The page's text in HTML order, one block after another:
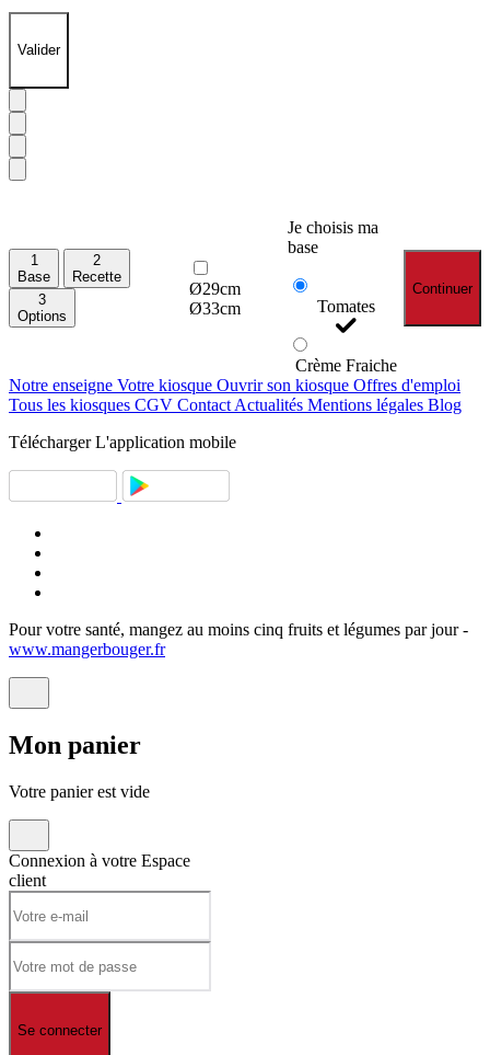
Valider
1
Base
2
Recette
3
Options
Ø29cm
Ø33cm
Je choisis ma
base
Tomates
Crème Fraiche
Continuer
Notre enseigne Votre kiosque Ouvrir son kiosque Offres d'emploi
Tous les kiosques CGV Contact Actualités Mentions légales Blog
Télécharger L'application mobile
Pour votre santé, mangez au moins cinq fruits et légumes par jour -
www.mangerbouger.fr
Mon panier
Votre panier est vide
Connexion à votre Espace
client
Se connecter